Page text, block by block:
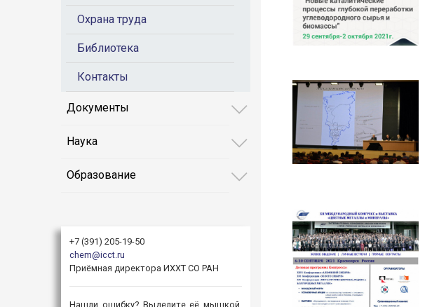
Охрана труда
Библиотека
Контакты
Документы
Наука
Образование
+7 (391) 205-19-50
chem@icct.ru
Приёмная директора ИХХТ СО РАН
Нашли ошибку? Выделите её мышкой,